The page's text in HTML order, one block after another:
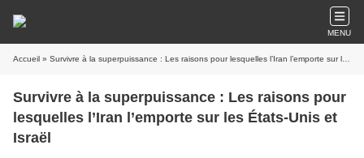
MENU
Accueil » Survivre à la superpuissance : Les raisons pour lesquelles l’Iran l’emporte sur les États-Unis et Israël
Survivre à la superpuissance : Les raisons pour
lesquelles l’Iran l’emporte sur les États-Unis et
Israël